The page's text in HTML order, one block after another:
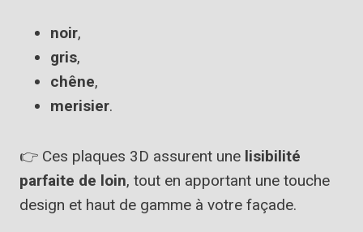
noir,
gris,
chêne,
merisier.
👉 Ces plaques 3D assurent une lisibilité
parfaite de loin, tout en apportant une touche
design et haut de gamme à votre façade.